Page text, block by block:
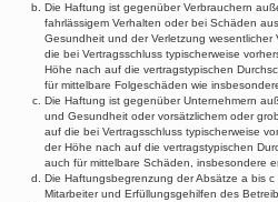
Die Haftung ist gegenüber Verbrauchern
fahrlässigem Verhalten oder bei Schäden
Gesundheit und der Verletzung
die bei Vertragsschluss typischerweise
Höhe nach auf die vertragstypischen
für mittelbare Folgeschäden wie
Die Haftung ist gegenüber Unternehmern
und Gesundheit oder vorsätzlichem oder
auf die bei Vertragsschluss typischerweise
der Höhe nach auf die vertragstypischen
auch für mittelbare Schäden, insbesondere
Die Haftungsbegrenzung der Absätze a bis
Mitarbeiter und Erfüllungsgehilfen des